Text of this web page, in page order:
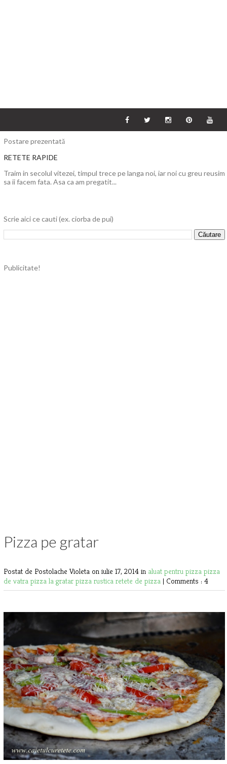
Postare prezentată
RETETE RAPIDE
Traim in secolul vitezei, timpul trece pe langa noi, iar noi cu greu reusim
sa ii facem fata. Asa ca am pregatit...
Scrie aici ce cauti (ex. ciorba de pui)
Publicitate!
Pizza pe gratar
Postat de Postolache Violeta on iulie 17, 2014 in aluat pentru pizza pizza
de vatra pizza la gratar pizza rustica retete de pizza | Comments : 4